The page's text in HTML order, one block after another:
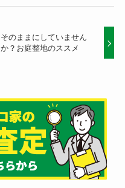
そのままにしていません
か？お庭整地のススメ